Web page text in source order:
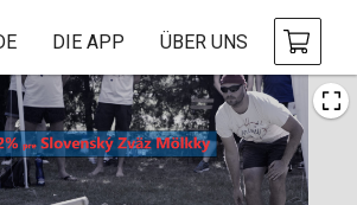
DIE APP ÜBER UNS
2018
Open des rois de Mölkky
21. Jan. 2018 |Frankreich